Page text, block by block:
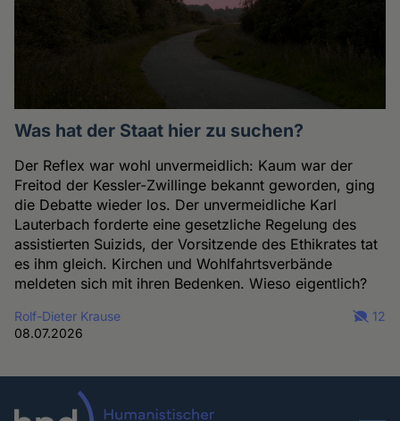
Was hat der Staat hier zu suchen?
Der Reflex war wohl unvermeidlich: Kaum war der
Freitod der Kessler-Zwillinge bekannt geworden, ging
die Debatte wieder los. Der unvermeidliche Karl
Lauterbach forderte eine gesetzliche Regelung des
assistierten Suizids, der Vorsitzende des Ethikrates tat
es ihm gleich. Kirchen und Wohlfahrtsverbände
meldeten sich mit ihren Bedenken. Wieso eigentlich?
Rolf-Dieter Krause
08.07.2026
12